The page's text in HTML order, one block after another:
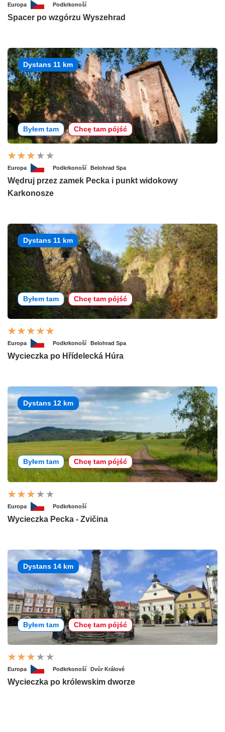
Europa Podkrkonoší
Spacer po wzgórzu Wyszehrad
Dystans 11 km
Byłem tam Chcę tam pójść
Europa Podkrkonoší Belohrad Spa
Wędruj przez zamek Pecka i punkt widokowy
Karkonosze
Dystans 11 km
Byłem tam Chcę tam pójść
Europa Podkrkonoší Belohrad Spa
Wycieczka po Hřídelecká Húra
Dystans 12 km
Byłem tam Chcę tam pójść
Europa Podkrkonoší
Wycieczka Pecka - Zvičina
Dystans 14 km
Byłem tam Chcę tam pójść
Europa Podkrkonoší Dvůr Králové
Wycieczka po królewskim dworze